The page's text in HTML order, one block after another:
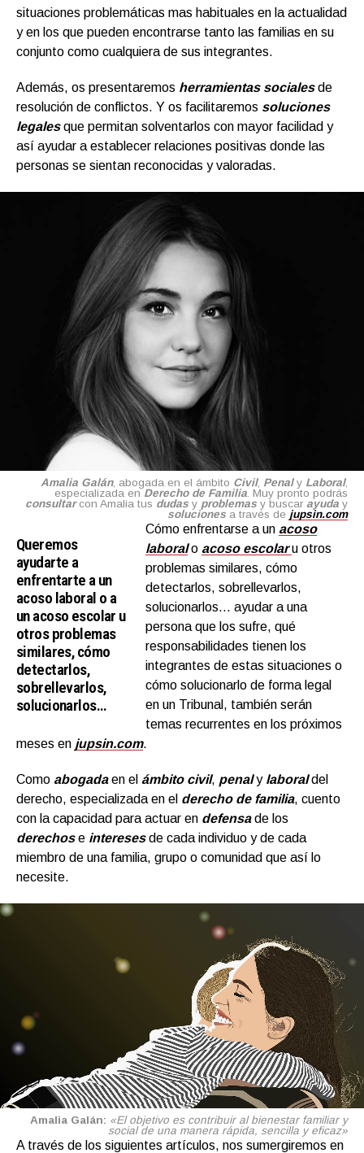
situaciones problemáticas mas habituales en la actualidad
y en los que pueden encontrarse tanto las familias en su
conjunto como cualquiera de sus integrantes.
Además, os presentaremos herramientas socialesde
resolución de conflictos. Y os facilitaremos soluciones
legalesque permitan solventarlos con mayor facilidad y
así ayudar a establecer relaciones positivas donde las
personas se sientan reconocidas y valoradas.
Amalia Galán, abogada en el ámbito Civil, Penal y Laboral,
especializada en Derecho de Familia . Muy pronto podrás
consultarcon Amalia tus dudas y problemas y buscar ayuda y
soluciones a través de jupsin.com
Queremos
ayudarte a
enfrentarte a un
acoso laboral o a
un acoso escolar u
otros problemas
similares, cómo
detectarlos,
sobrellevarlos,
solucionarlos…
Cómo enfrentarse a un acoso
laboralo acoso escolaru otros
problemas similares, cómo
detectarlos, sobrellevarlos,
solucionarlos… ayudar a una
persona que los sufre, qué
responsabilidades tienen los
integrantes de estas situaciones o
cómo solucionarlo de forma legal
en un Tribunal, también serán
temas recurrentes en los próximos
meses en jupsin.com.
Como abogadaen el ámbito civil, penal y laboraldel
derecho, especializada en el derecho de familia, cuento
con la capacidad para actuar en defensade los
derechos e interesesde cada individuo y de cada
miembro de una familia, grupo o comunidad que así lo
necesite.
Amalia Galán: «El objetivo es contribuir al bienestar familiar y
social de una manera rápida, sencilla y eficaz»
A través de los siguientes artículos, nos sumergiremos en